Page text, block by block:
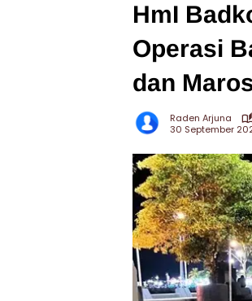
HmI
Operasi
dan
Raden Arjuna
30 September